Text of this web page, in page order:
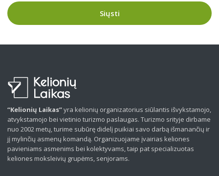
Siųsti
“Kelionių Laikas”yra kelionių organizatorius siūlantis išvykstamojo,
atvykstamojo bei vietinio turizmo paslaugas. Turizmo srityje dirbame
nuo 2002 metų, turime subūrę didelį puikiai savo darbą išmanančių ir
jį mylinčių asmenų komandą. Organizuojame įvairias keliones
pavieniams asmenims bei kolektyvams, taip pat specializuotas
keliones moksleivių grupėms, senjorams.